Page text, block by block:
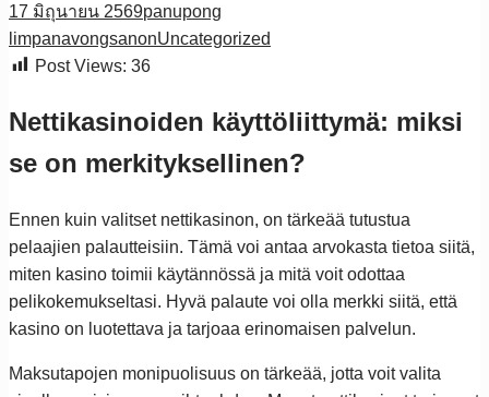
17 มิถุนายน 2569panupong
limpanavongsanonUncategorized
Post Views: 36
Nettikasinoiden käyttöliittymä: miksi
se on merkityksellinen?
Ennen kuin valitset nettikasinon, on tärkeää tutustua
pelaajien palautteisiin. Tämä voi antaa arvokasta tietoa siitä,
miten kasino toimii käytännössä ja mitä voit odottaa
pelikokemukseltasi. Hyvä palaute voi olla merkki siitä, että
kasino on luotettava ja tarjoaa erinomaisen palvelun.
Maksutapojen monipuolisuus on tärkeää, jotta voit valita